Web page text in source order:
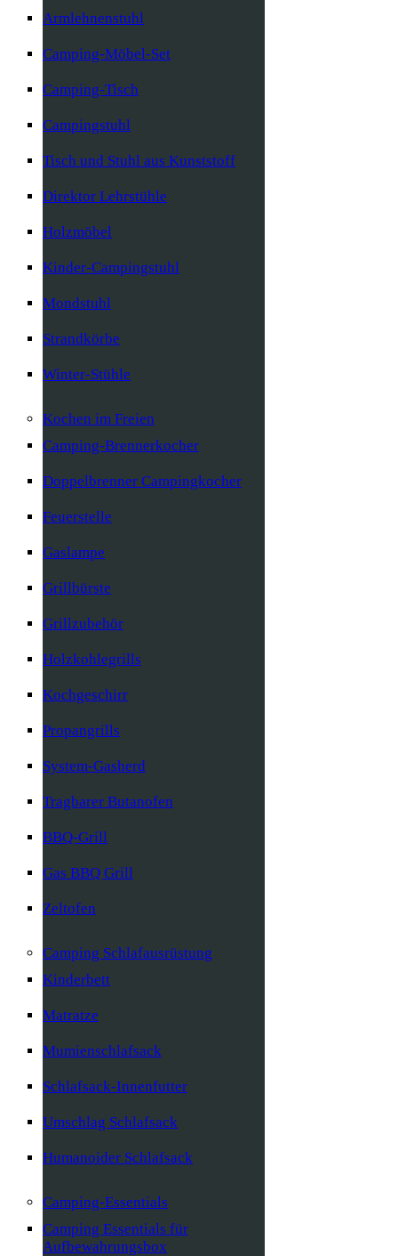
Armlehnenstuhl
Camping-Möbel-Set
Camping-Tisch
Campingstuhl
Tisch und Stuhl aus Kunststoff
Direktor Lehrstühle
Holzmöbel
Kinder-Campingstuhl
Mondstuhl
Strandkörbe
Winter-Stühle
Kochen im Freien
Camping-Brennerkocher
Doppelbrenner Campingkocher
Feuerstelle
Gaslampe
Grillbürste
Grillzubehör
Holzkohlegrills
Kochgeschirr
Propangrills
System-Gasherd
Tragbarer Butanofen
BBQ-Grill
Gas BBQ Grill
Zeltofen
Camping Schlafausrüstung
Kinderbett
Matratze
Mumienschlafsack
Schlafsack-Innenfutter
Umschlag Schlafsack
Humanoider Schlafsack
Camping-Essentials
Camping Essentials für
Aufbewahrungsbox